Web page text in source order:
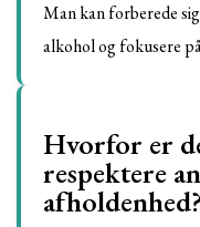
Man kan forberede
alkohol og fokusere
Hvorfor er
respektere
afholdenhed?